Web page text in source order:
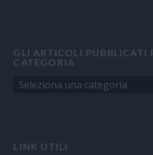
GLI ARTICOLI PUBBLICATI
CATEGORIA
LINK UTILI